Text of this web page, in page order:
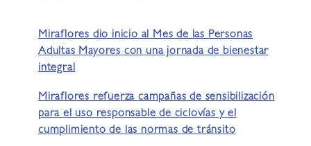
Miraflores dio inicio al Mes de las Personas
Adultas Mayores con una jornada de bienestar
integral
Miraflores refuerza campañas de sensibilización
para el uso responsable de ciclovías y el
cumplimiento de las normas de tránsito